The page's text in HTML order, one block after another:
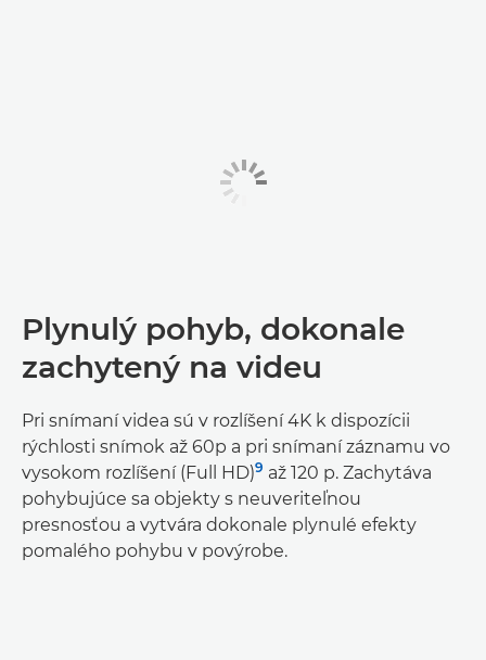
Plynulý pohyb, dokonale
zachytený na videu
Pri snímaní videa sú v rozlíšení 4K k dispozícii
rýchlosti snímok až 60p a pri snímaní záznamu vo
vysokom rozlíšení (Full HD)9 až 120 p. Zachytáva
pohybujúce sa objekty s neuveriteľnou
presnosťou a vytvára dokonale plynulé efekty
pomalého pohybu v povýrobe.